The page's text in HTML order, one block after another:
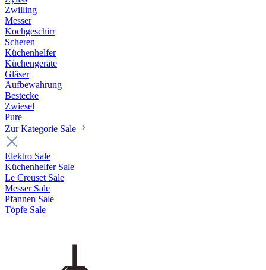
Zwilling
Messer
Kochgeschirr
Scheren
Küchenhelfer
Küchengeräte
Gläser
Aufbewahrung
Bestecke
Zwiesel
Pure
Zur Kategorie Sale
Elektro Sale
Küchenhelfer Sale
Le Creuset Sale
Messer Sale
Pfannen Sale
Töpfe Sale